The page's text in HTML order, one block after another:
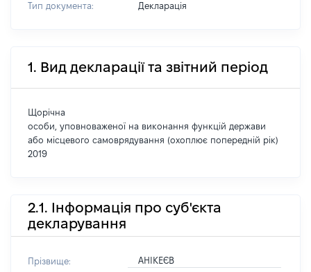
Тип документа: Декларація
1. Вид декларації та звітний період
Щорічна
особи, уповноваженої на виконання функцій держави
або місцевого самоврядування (охоплює попередній рік)
2019
2.1. Інформація про суб'єкта
декларування
Прізвище: АНІКЕЄВ